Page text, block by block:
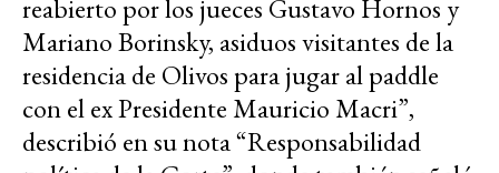
reabierto por los jueces Gustavo Hornos y
Mariano Borinsky, asiduos visitantes de la
residencia de Olivos para jugar al paddle
con el ex Presidente Mauricio Macri”,
describió en su nota “Responsabilidad